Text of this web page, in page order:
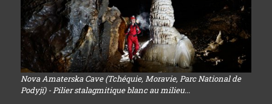
Nova Amaterska Cave (Tchéquie, Moravie, Parc National de
Podyjí) - Pilier stalagmitique blanc au milieu...